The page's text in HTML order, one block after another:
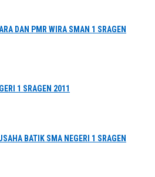
DAN PMR WIRA SMAN 1 SRAGEN
1 SRAGEN 2011
BATIK SMA NEGERI 1 SRAGEN